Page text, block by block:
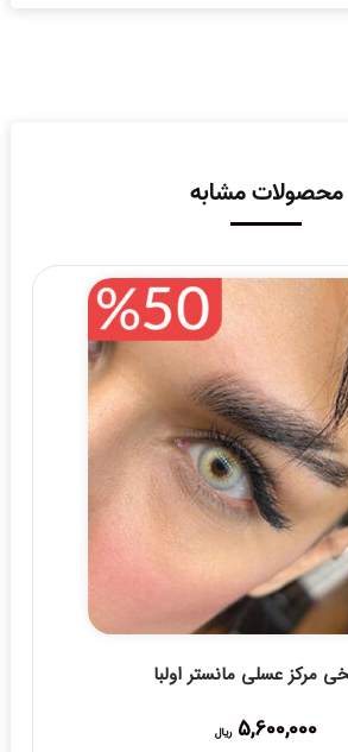
محصولات مشابه
مرکز عسلی مانستر اولبا
5,600,000 ریال